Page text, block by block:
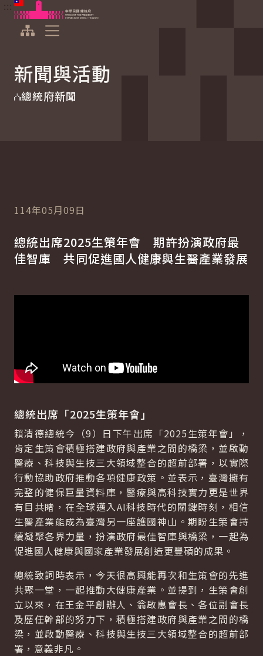
跳到主要內容
中華民國總統府
新聞與活動
總統府新聞
114年05月09日
總統出席2025生策年會 期許扮演政府最
佳智庫 共同促進國人健康與生醫產業發展
總統出席「2025生策年會」
賴清德總統今（9）日下午出席「2025生策年會」，
肯定生策會積極搭建政府與產業之間的橋梁，並啟動
醫療、科技與生技三大領域整合的超前部署，以實際
行動協助政府推動各項健康政策。並表示，臺灣擁有
完整的健保巨量資料庫，醫療與高科技實力更是世界
有目共睹，在全球邁入AI科技時代的關鍵時刻，相信
生醫產業能成為臺灣另一座護國神山。期盼生策會持
續凝聚各界力量，扮演政府最佳智庫與橋梁，一起為
促進國人健康與國家產業發展創造更豐碩的成果。
總統致詞時表示，今天很高興能再次和生策會的先進
共聚一堂，一起推動大健康產業。並提到，生策會創
立以來，在王金平創辦人、翁啟惠會長、各位副會長
及歷任幹部的努力下，積極搭建政府與產業之間的橋
梁，並啟動醫療、科技與生技三大領域整合的超前部
署，意義非凡。